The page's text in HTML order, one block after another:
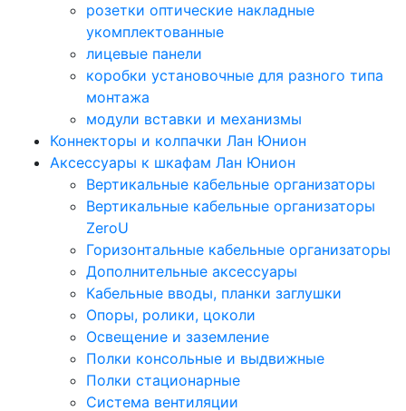
розетки оптические накладные
укомплектованные
лицевые панели
коробки установочные для разного типа
монтажа
модули вставки и механизмы
Коннекторы и колпачки Лан Юнион
Аксессуары к шкафам Лан Юнион
Вертикальные кабельные организаторы
Вертикальные кабельные организаторы
ZeroU
Горизонтальные кабельные организаторы
Дополнительные аксессуары
Кабельные вводы, планки заглушки
Опоры, ролики, цоколи
Освещение и заземление
Полки консольные и выдвижные
Полки стационарные
Система вентиляции